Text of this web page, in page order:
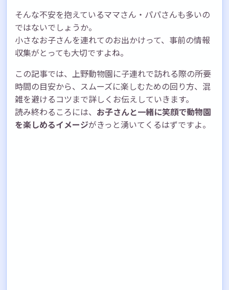
そんな不安を抱えているママさん・パパさんも多いの
ではないでしょうか。
小さなお子さんを連れてのお出かけって、事前の情報
収集がとっても大切ですよね。
この記事では、上野動物園に子連れで訪れる際の所要
時間の目安から、スムーズに楽しむための回り方、混
雑を避けるコツまで詳しくお伝えしていきます。
読み終わるころには、 お子さんと一緒に笑顔で動物園
を楽しめるイメージがきっと湧いてくるはずですよ。